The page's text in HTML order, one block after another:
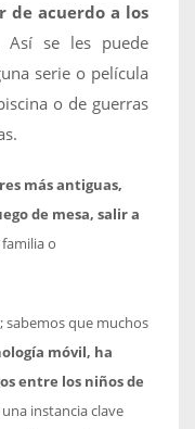
de acuerdo a los
Así se les puede
serie o película
o de guerras
más antiguas,
de mesa, salir a
familia o
que muchos
móvil, ha
entre los niños de
instancia clave